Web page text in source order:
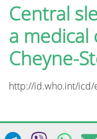
Central
a
Cheyne-
http://id.who.int/icd/